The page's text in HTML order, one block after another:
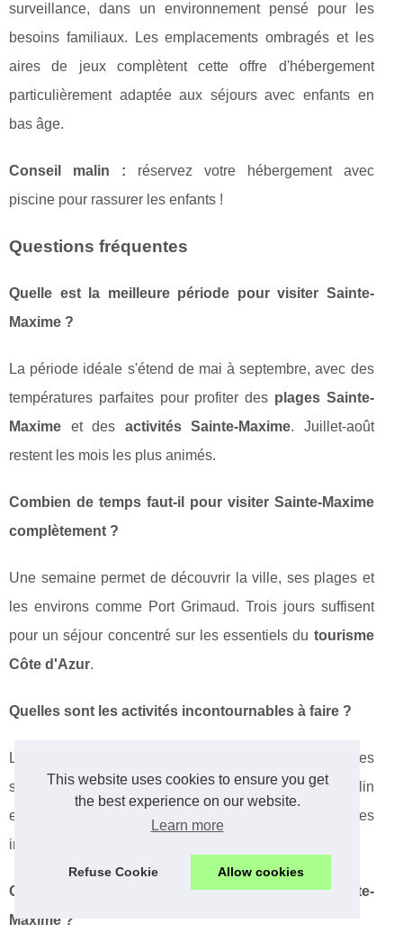
This website uses cookies to ensure you get
the best experience on our website.
Learn more
Refuse Cookie Allow cookies
surveillance, dans un environnement pensé pour les
besoins familiaux. Les emplacements ombragés et les
aires de jeux complètent cette offre d'hébergement
particulièrement adaptée aux séjours avec enfants en
bas âge.
Conseil malin : réservez votre hébergement avec
piscine pour rassurer les enfants !
Questions fréquentes
Quelle est la meilleure période pour visiter Sainte-
Maxime ?
La période idéale s'étend de mai à septembre, avec des
températures parfaites pour profiter des plages Sainte-
Maxime et des activités Sainte-Maxime. Juillet-août
restent les mois les plus animés.
Combien de temps faut-il pour visiter Sainte-Maxime
complètement ?
Une semaine permet de découvrir la ville, ses plages et
les environs comme Port Grimaud. Trois jours suffisent
pour un séjour concentré sur les essentiels du tourisme
Côte d'Azur.
Quelles sont les activités incontournables à faire ?
Les
le long du front de mer, les
sports nautiques, les excursions vers Marines de Cogolin
et la visite du marché provençal constituent les
immanquables.
Où trouver des campings 4 étoiles près de Sainte-
Maxime ?